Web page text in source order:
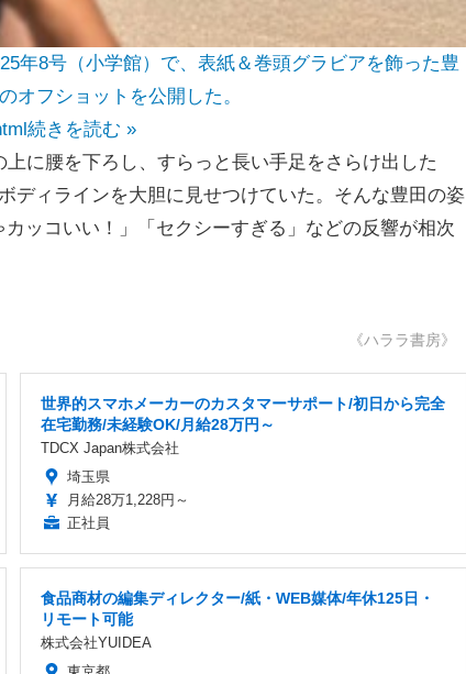
年8号（小学館）で、表紙＆巻頭グラビアを飾った豊
オフショットを公開した。
続きを読む »
に腰を下ろし、すらっと長い手足をさらけ出した
ディラインを大胆に見せつけていた。そんな豊田の姿
ッコいい！」「セクシーすぎる」などの反響が相次
《ハララ書房》
世界的スマホメーカーのカスタマーサポート/初日から完全
在宅勤務/未経験OK/月給28万円～
TDCX Japan株式会社
埼玉県
月給28万1,228円～
正社員
食品商材の編集ディレクター/紙・WEB媒体/年休125日・
リモート可能
株式会社YUIDEA